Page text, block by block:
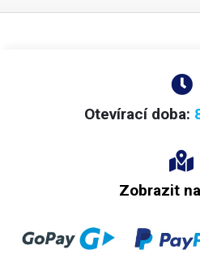
Otevírací doba:
Zobrazit